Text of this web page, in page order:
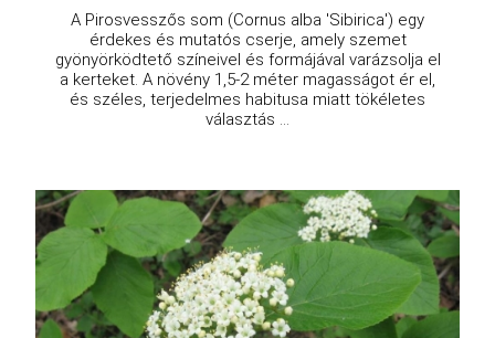
A Pirosvesszős som (Cornus alba 'Sibirica') egy
érdekes és mutatós cserje, amely szemet
gyönyörködtető színeivel és formájával varázsolja el
a kerteket. A növény 1,5-2 méter magasságot ér el,
és széles, terjedelmes habitusa miatt tökéletes
választás ...